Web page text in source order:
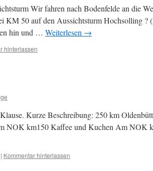
Wir fahren nach Bodenfelde an die
KM 50 auf den Aussichtsturm Hochsolling ?
hin und … Weiterlesen →
hinterlassen
Kurze Beschreibung: 250 km
NOK km150 Kaffee und Kuchen Am NOK
| Kommentar hinterlassen